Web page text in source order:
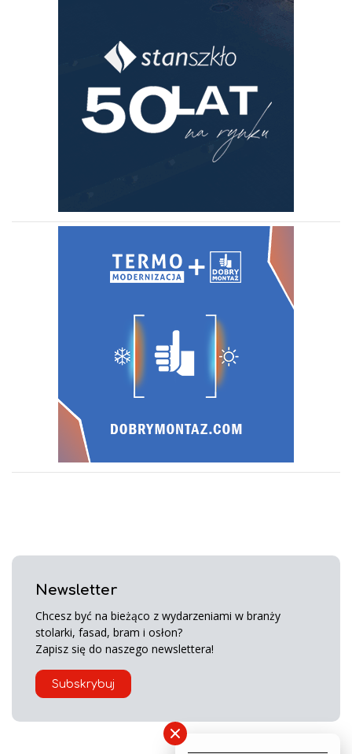
Newsletter
Chcesz być na bieżąco z wydarzeniami w branży
stolarki, fasad, bram i osłon?
Zapisz się do naszego newslettera!
Subskrybuj
×